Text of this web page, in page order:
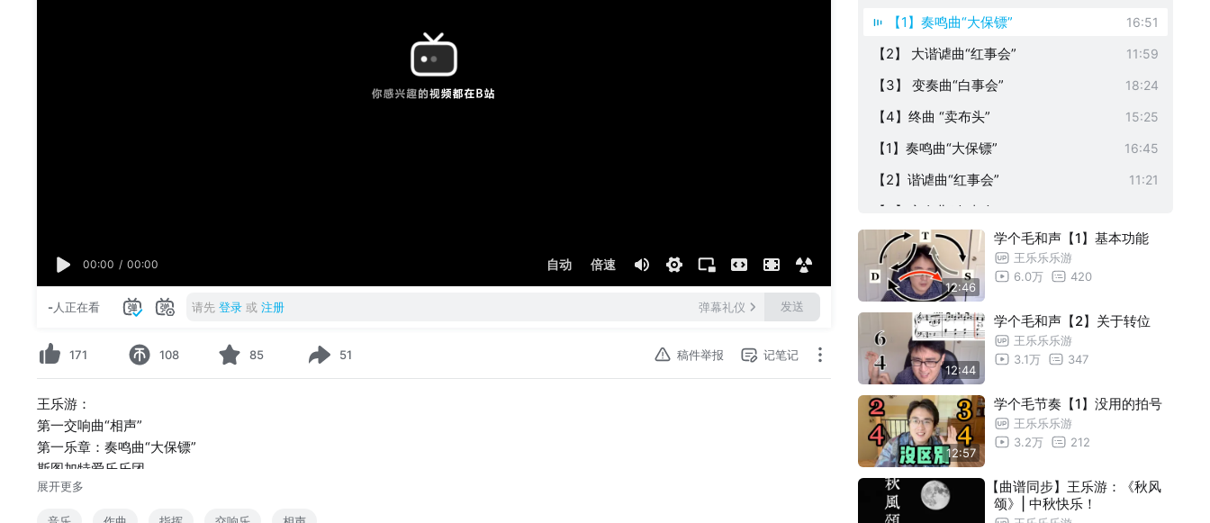
00:00 / 00:00 自动 倍速
-人正在看 请先 登录 或 注册 弹幕礼仪 发送
171 108 85 51 稿件举报 记笔记
王乐游：
第一交响曲“相声”
第一乐章：奏鸣曲“大保镖”
斯图加特爱乐乐团
指挥：王乐游
2019年6月18日斯图加特音乐学院音乐厅
展开更多
【1】奏鸣曲“大保镖” 16:51
【2】 大谐谑曲“红事会” 11:59
【3】 变奏曲“白事会” 18:24
【4】终曲 “卖布头” 15:25
【1】奏鸣曲“大保镖” 16:45
【2】谐谑曲“红事会” 11:21
【3】变奏曲“白事会”
【4】回旋曲“卖布头” 14:52
【总谱】【王乐游】广东狂想曲
【王乐游】广东狂想曲
12:46
学个毛和声【1】基本功能
王乐乐乐游
6.0万
420
12:44
学个毛和声【2】关于转位
王乐乐乐游
3.1万
347
12:57
学个毛节奏【1】没用的拍号
王乐乐乐游
3.2万
212
【曲谱同步】王乐游：《秋风
颂》| 中秋快乐！